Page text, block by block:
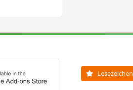
Lesezeichen